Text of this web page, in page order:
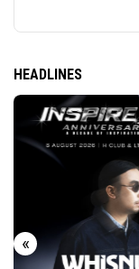
HEADLINES
«